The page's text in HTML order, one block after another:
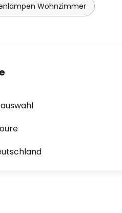
Wohnzimmer